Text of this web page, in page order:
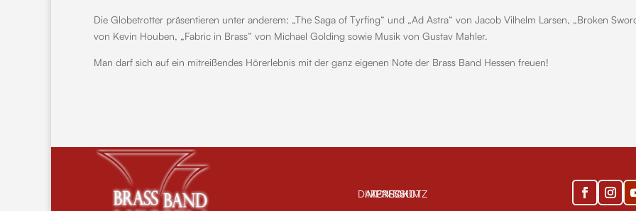
Die Globetrotter präsentieren unter anderem: „The Saga of Tyrfing“ und „Ad Astra“ von Jacob Vilhelm Larsen, „Broken
von Kevin Houben, „Fabric in Brass“ von Michael Golding sowie Musik von Gustav Mahler.
Man darf sich auf ein mitreißendes Hörerlebnis mit der ganz eigenen Note der Brass Band Hessen freuen!
IMPRESSUM
KONTAKT
DATENSCHUTZ